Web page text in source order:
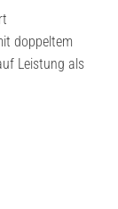
doppeltem
Leistung als